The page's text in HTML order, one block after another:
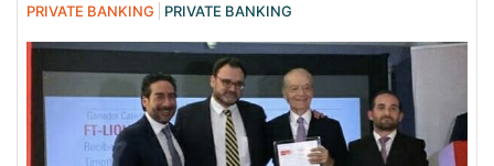
PRIVATE BANKING PRIVATE BANKING